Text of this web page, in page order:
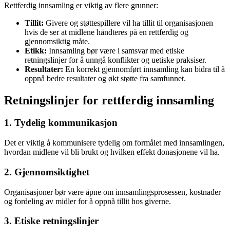
Rettferdig innsamling er viktig av flere grunner:
Tillit: Givere og støttespillere vil ha tillit til organisasjonen
hvis de ser at midlene håndteres på en rettferdig og
gjennomsiktig måte.
Etikk: Innsamling bør være i samsvar med etiske
retningslinjer for å unngå konflikter og uetiske praksiser.
Resultater: En korrekt gjennomført innsamling kan bidra til å
oppnå bedre resultater og økt støtte fra samfunnet.
Retningslinjer for rettferdig innsamling
1. Tydelig kommunikasjon
Det er viktig å kommunisere tydelig om formålet med innsamlingen,
hvordan midlene vil bli brukt og hvilken effekt donasjonene vil ha.
2. Gjennomsiktighet
Organisasjoner bør være åpne om innsamlingsprosessen, kostnader
og fordeling av midler for å oppnå tillit hos giverne.
3. Etiske retningslinjer